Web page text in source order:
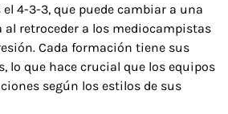
4-3-3, que puede cambiar a una
al retroceder a los mediocampistas
Cada formación tiene sus
lo que hace crucial que los equipos
según los estilos de sus